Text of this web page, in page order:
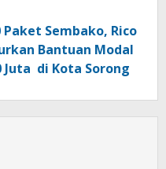
Paket Sembako, Rico
Bantuan Modal
Juta di Kota Sorong